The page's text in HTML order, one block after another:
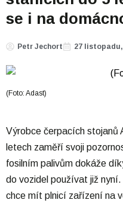
se i na
Petr Jechort 27 listopadu,
(Foto: Adast)
Výrobce čerpacích stojanů
letech zaměří svoji
fosilním palivům dokáže
do vozidel používat již
chce mít plnicí zařízení na